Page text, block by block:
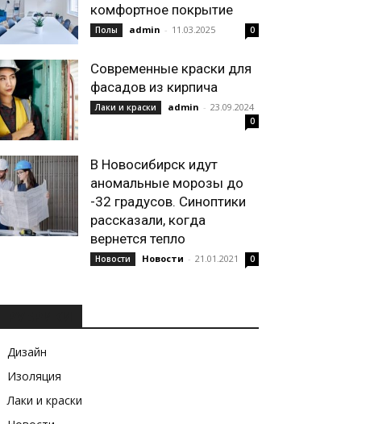
комфортное покрытие
Полы admin - 11.03.2025 0
Современные краски для
фасадов из кирпича
Лаки и краски admin - 23.09.2024
0
В Новосибирск идут
аномальные морозы до
-32 градусов. Синоптики
рассказали, когда
вернется тепло
Новости Новости - 21.01.2021 0
Дизайн
Изоляция
Лаки и краски